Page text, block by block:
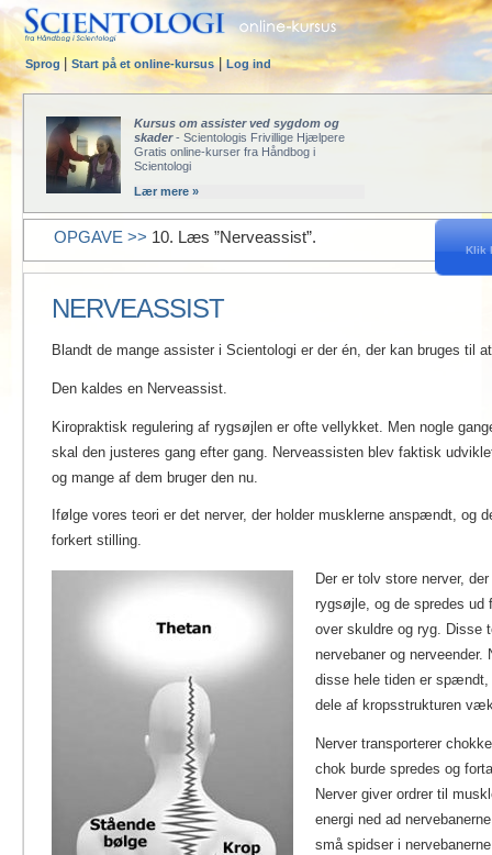
Sprog| Start på et online-kursus Log ind
Kursus om assister ved sygdom og
skader- Scientologis Frivillige Hjælpere
Gratis online-kurser fra Håndbog i
Scientologi
Lær mere »
Klik
OPGAVE >> 10. Læs ”Nerveassist”.
NERVEASSIST
Blandt de mange assister i Scientologi er der én, der kan bruges til
Den kaldes en Nerveassist.
Kiropraktisk regulering af rygsøjlen er ofte vellykket. Men nogle
skal den justeres gang efter gang. Nerveassisten blev faktisk
og mange af dem bruger den nu.
Ifølge vores teori er det nerver, der holder musklerne anspændt, og
forkert stilling.
Der er tolv store nerver,
rygsøjle, og de spredes ud
over skuldre og ryg. Disse
nervebaner og
disse hele tiden er spændt,
dele af kropsstrukturen
Nerver transporterer
chok burde spredes og
Nerver giver ordrer til
energi ned ad
små spidser i